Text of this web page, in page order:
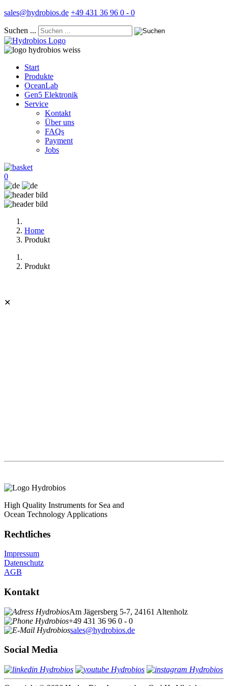
sales@hydrobios.de +49 431 36 96 0 - 0
Suchen ...
Start
Produkte
OceanLab
Gen5 Elektronik
Service
Kontakt
Über uns
FAQs
Payment
Jobs
0
Home
Produkt
Produkt
✕
High Quality Instruments for Sea and
Ocean Technology Applications
Rechtliches
Impressum
Datenschutz
AGB
Kontakt
Am Jägersberg 5-7, 24161 Altenholz
+49 431 36 96 0 - 0
sales@hydrobios.de
Social Media